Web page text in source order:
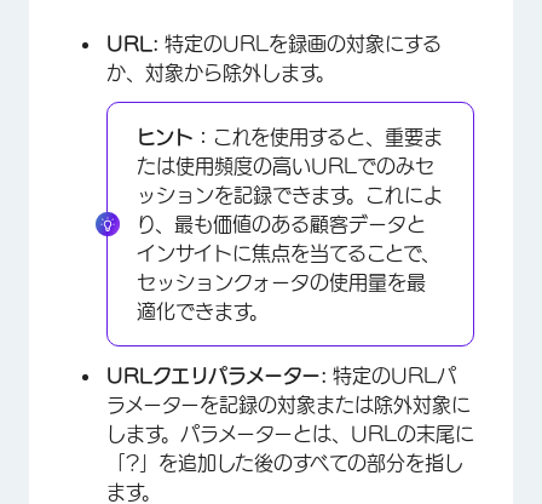
×
URL: 特定のURLを録画の対象にする
か、対象から除外します。
ヒント： これを使用すると、重要ま
たは使用頻度の高いURLでのみセ
ッションを記録できます。これによ
り、最も価値のある顧客データと
インサイトに焦点を当てることで、
セッションクォータの使用量を最
適化できます。
URLクエリパラメーター: 特定のURLパ
ラメーターを記録の対象または除外対象に
します。パラメーターとは、URLの末尾に
「?」を追加した後のすべての部分を指し
ます。